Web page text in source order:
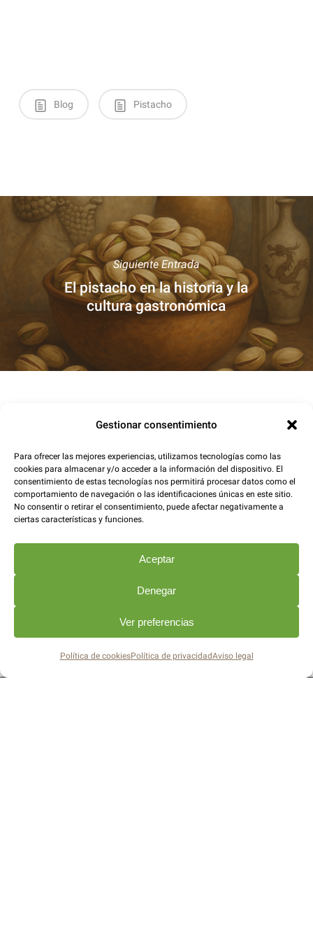
Gestionar consentimiento
Para ofrecer las mejores experiencias, utilizamos tecnologías como las
cookies para almacenar y/o acceder a la información del dispositivo. El
consentimiento de estas tecnologías nos permitirá procesar datos como el
comportamiento de navegación o las identificaciones únicas en este sitio.
No consentir o retirar el consentimiento, puede afectar negativamente a
ciertas características y funciones.
Aceptar
Denegar
Ver preferencias
Política de cookiesPolítica de privacidadAviso legal
Blog Pistacho
Siguiente Entrada
El pistacho en la historia y la
cultura gastronómica